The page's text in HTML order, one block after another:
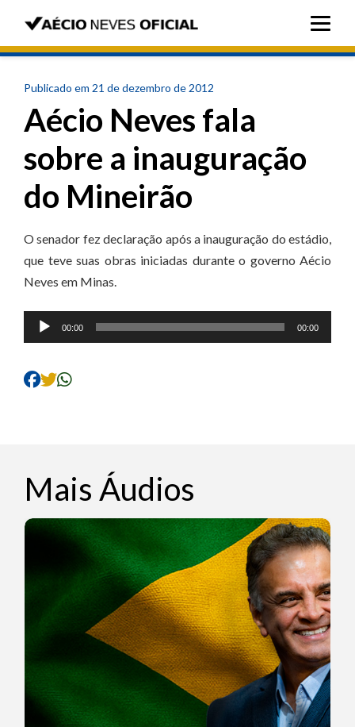
Publicado em 21 de dezembro de 2012
Aécio Neves fala
sobre a inauguração
do Mineirão
O senador fez declaração após a inauguração do estádio,
que teve suas obras iniciadas durante o governo Aécio
Neves em Minas.
Tocador
de
00:00 00:00
Mais Áudios